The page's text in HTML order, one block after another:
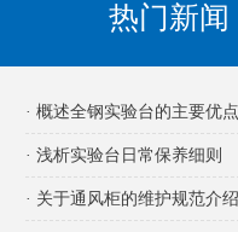
热门新闻
· 概述全钢实验台的主要优点
· 浅析实验台日常保养细则
· 关于通风柜的维护规范介绍